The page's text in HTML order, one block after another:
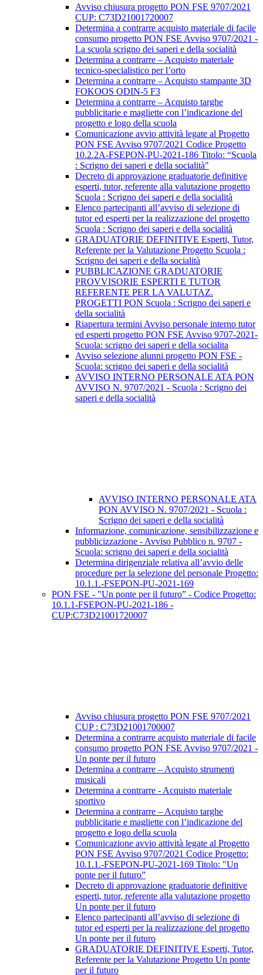
Avviso chiusura progetto PON FSE 9707/2021
CUP: C73D21001720007
Determina a contrarre acquisto materiale di facile
consumo progetto PON FSE Avviso 9707/2021 -
La scuola scrigno dei saperi e della socialità
Determina a contrarre – Acquisto materiale
tecnico-specialistico per l’orto
Determina a contrarre – Acquisto stampante 3D
FOKOOS ODIN-5 F3
Determina a contrarre – Acquisto targhe
pubblicitarie e magliette con l’indicazione del
progetto e logo della scuola
Comunicazione avvio attività legate al Progetto
PON FSE Avviso 9707/2021 Codice Progetto
10.2.2A-FSEPON-PU-2021-186 Titolo: “Scuola
: Scrigno dei saperi e della socialità"
Decreto di approvazione graduatorie definitive
esperti, tutor, referente alla valutazione progetto
Scuola : Scrigno dei saperi e della socialità
Elenco partecipanti all’avviso di selezione di
tutor ed esperti per la realizzazione del progetto
Scuola : Scrigno dei saperi e della socialità
GRADUATORIE DEFINITIVE Esperti, Tutor,
Referente per la Valutazione Progetto Scuola :
Scrigno dei saperi e della socialità
PUBBLICAZIONE GRADUATORIE
PROVVISORIE ESPERTI E TUTOR
REFERENTE PER LA VALUTAZ.
PROGETTI PON Scuola : Scrigno dei saperi e
della socialità
Riapertura termini Avviso personale interno tutor
ed esperti progetto PON FSE Avviso 9707-2021-
Scuola: scrigno dei saperi e della socialita
Avviso selezione alunni progetto PON FSE -
Scuola: scrigno dei saperi e della socialità
AVVISO INTERNO PERSONALE ATA PON
AVVISO N. 9707/2021 - Scuola : Scrigno dei
saperi e della socialità
AVVISO INTERNO PERSONALE ATA
PON AVVISO N. 9707/2021 - Scuola :
Scrigno dei saperi e della socialità
Informazione, comunicazione, sensibilizzazione e
pubblicizzazione - Avviso Pubblico n. 9707 -
Scuola: scrigno dei saperi e della socialità
Determina dirigenziale relativa all’avvio delle
procedure per la selezione del personale Progetto:
10.1.1.-FSEPON-PU-2021-169
PON FSE - "Un ponte per il futuro” - Codice Progetto:
10.1.1-FSEPON-PU-2021-186 -
CUP:C73D21001720007
Avviso chiusura progetto PON FSE 9707/2021
CUP : C73D21001700007
Determina a contrarre acquisto materiale di facile
consumo progetto PON FSE Avviso 9707/2021 -
Un ponte per il futuro
Determina a contrarre – Acquisto strumenti
musicali
Determina a contrarre - Acquisto materiale
sportivo
Determina a contrarre – Acquisto targhe
pubblicitarie e magliette con l’indicazione del
progetto e logo della scuola
Comunicazione avvio attività legate al Progetto
PON FSE Avviso 9707/2021 Codice Progetto:
10.1.1.-FSEPON-PU-2021-169 Titolo: "Un
ponte per il futuro”
Decreto di approvazione graduatorie definitive
esperti, tutor, referente alla valutazione progetto
Un ponte per il futuro
Elenco partecipanti all’avviso di selezione di
tutor ed esperti per la realizzazione del progetto
Un ponte per il futuro
GRADUATORIE DEFINITIVE Esperti, Tutor,
Referente per la Valutazione Progetto Un ponte
per il futuro